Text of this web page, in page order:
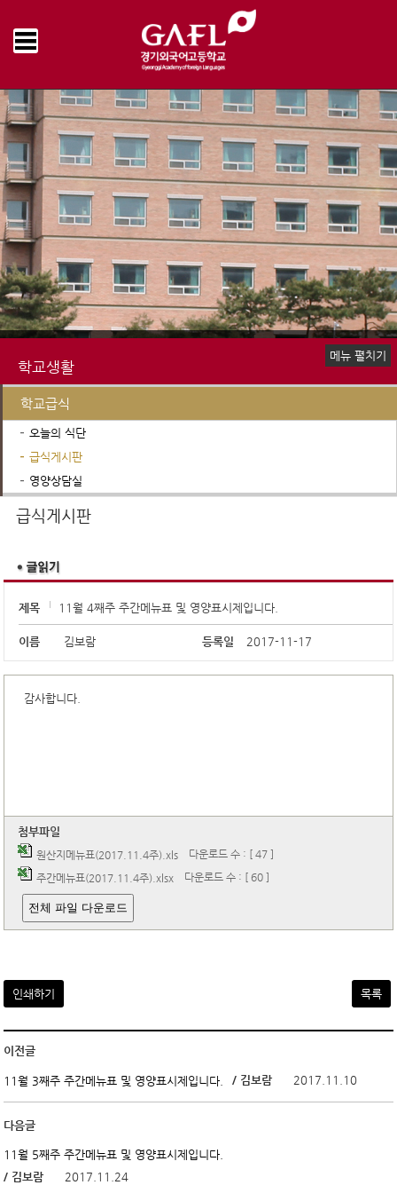
학교생활
신입생 안내
학교급식
오늘의 식단
급식게시판
영양상담실
행정서비스
학교운영위원회
메뉴 펼치기
급식게시판
제목 11월 4째주 주간메뉴표 및 영양표시제입니다.
이름 김보람 등록일 2017-11-17
감사합니다.
첨부파일
원산지메뉴표(2017.11.4주).xls 다운로드 수 : [ 47 ]
주간메뉴표(2017.11.4주).xlsx 다운로드 수 : [ 60 ]
전체 파일 다운로드
인쇄하기 목록
이전글
11월 3째주 주간메뉴표 및 영양표시제입니다. / 김보람 2017.11.10
다음글
11월 5째주 주간메뉴표 및 영양표시제입니다.
/ 김보람
2017.11.24